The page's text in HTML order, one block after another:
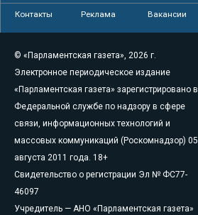
Контакты Реклама Вакансии
© «Парламентская газета», 2026 г.
Электронное периодическое издание
«Парламентская газета» зарегистрировано в
Федеральной службе по надзору в сфере
связи, информационных технологий и
массовых коммуникаций (Роскомнадзор) 05
августа 2011 года. 18+
Свидетельство о регистрации Эл № ФС77-
46097
Учредитель — АНО «Парламентская газета»